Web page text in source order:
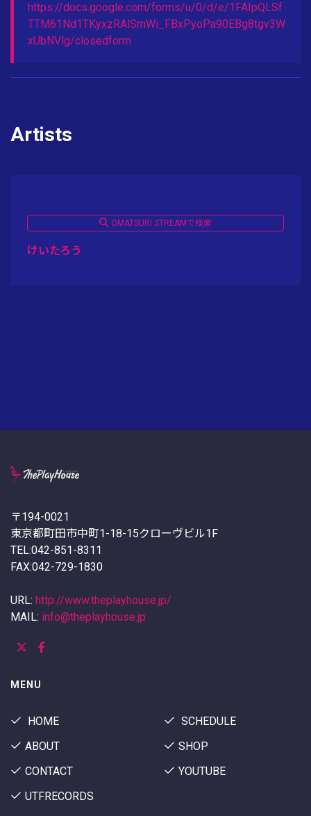
https://docs.google.com/forms/u/0/d/e/1FAIpQLSf
TTM61Nd1TKyxzRAlSmWi_FBxPyoPa90EBg8tgv3W
xUbNVlg/closedform
Artists
OMATSURI STREAMで検索
けいたろう
〒194-0021
東京都町田市中町1-18-15クローヴビル1F
TEL:042-851-8311
FAX:042-729-1830
URL: http://www.theplayhouse.jp/
MAIL: info@theplayhouse.jp
MENU
HOME
SCHEDULE
ABOUT
SHOP
CONTACT
YOUTUBE
UTFRECORDS